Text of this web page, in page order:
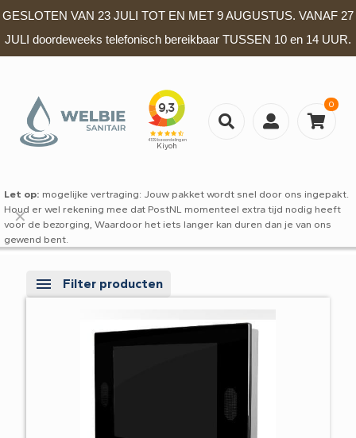
GESLOTEN VAN 23 JULI TOT EN MET 9 AUGUSTUS. VANAF 27
JULI doordeweeks telefonisch bereikbaar TUSSEN 10 en 14 UUR.
0
Let op: mogelijke vertraging: Jouw pakket wordt snel door ons ingepakt.
Houd er wel rekening mee dat PostNL momenteel extra tijd nodig heeft
voor de bezorging, Waardoor het iets langer kan duren dan je van ons
gewend bent.
✕
Filter producten